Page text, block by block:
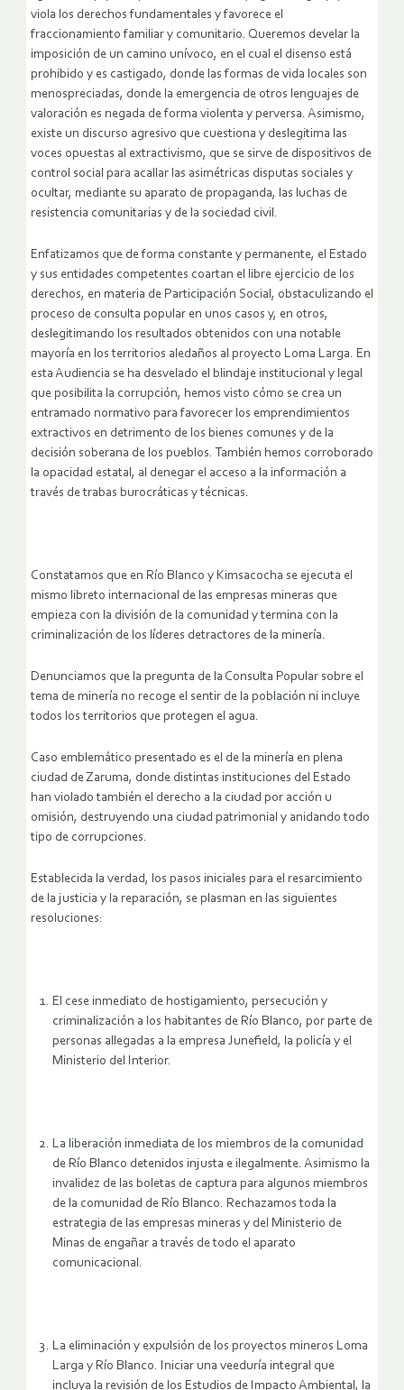
viola los derechos fundamentales y favorece el
fraccionamiento familiar y comunitario. Queremos develar la
imposición de un camino unívoco, en el cual el disenso está
prohibido y es castigado, donde las formas de vida locales son
menospreciadas, donde la emergencia de otros lenguajes de
valoración es negada de forma violenta y perversa. Asimismo,
existe un discurso agresivo que cuestiona y deslegitima las
voces opuestas al extractivismo, que se sirve de dispositivos de
control social para acallar las asimétricas disputas sociales y
ocultar, mediante su aparato de propaganda, las luchas de
resistencia comunitarias y de la sociedad civil.
Enfatizamos que de forma constante y permanente, el Estado
y sus entidades competentes coartan el libre ejercicio de los
derechos, en materia de Participación Social, obstaculizando el
proceso de consulta popular en unos casos y, en otros,
deslegitimando los resultados obtenidos con una notable
mayoría en los territorios aledaños al proyecto Loma Larga. En
esta Audiencia se ha desvelado el blindaje institucional y legal
que posibilita la corrupción, hemos visto cómo se crea un
entramado normativo para favorecer los emprendimientos
extractivos en detrimento de los bienes comunes y de la
decisión soberana de los pueblos. También hemos corroborado
la opacidad estatal, al denegar el acceso a la información a
través de trabas burocráticas y técnicas.
Constatamos que en Río Blanco y Kimsacocha se ejecuta el
mismo libreto internacional de las empresas mineras que
empieza con la división de la comunidad y termina con la
criminalización de los líderes detractores de la minería.
Denunciamos que la pregunta de la Consulta Popular sobre el
tema de minería no recoge el sentir de la población ni incluye
todos los territorios que protegen el agua.
Caso emblemático presentado es el de la minería en plena
ciudad de Zaruma, donde distintas instituciones del Estado
han violado también el derecho a la ciudad por acción u
omisión, destruyendo una ciudad patrimonial y anidando todo
tipo de corrupciones.
Establecida la verdad, los pasos iniciales para el resarcimiento
de la justicia y la reparación, se plasman en las siguientes
resoluciones:
El cese inmediato de hostigamiento, persecución y
criminalización a los habitantes de Río Blanco, por parte de
personas allegadas a la empresa Junefield, la policía y el
Ministerio del Interior.
La liberación inmediata de los miembros de la comunidad
de Río Blanco detenidos injusta e ilegalmente. Asimismo la
invalidez de las boletas de captura para algunos miembros
de la comunidad de Río Blanco. Rechazamos toda la
estrategia de las empresas mineras y del Ministerio de
Minas de engañar a través de todo el aparato
comunicacional.
La eliminación y expulsión de los proyectos mineros Loma
Larga y Río Blanco. Iniciar una veeduría integral que
incluya la revisión de los Estudios de Impacto Ambiental, la